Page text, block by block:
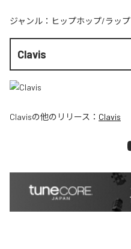
ジャンル： ヒップホップ/ラップ
Clavis
Clavisの他のリリース： Clavis